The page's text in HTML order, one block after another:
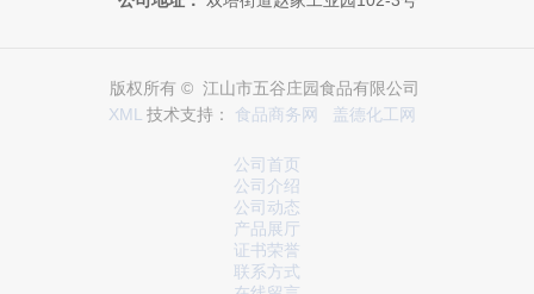
版权所有 © 江山市五谷庄园食品有限公司
XML 技术支持： 食品商务网 盖德化工网
公司首页
公司介绍
公司动态
产品展厅
证书荣誉
联系方式